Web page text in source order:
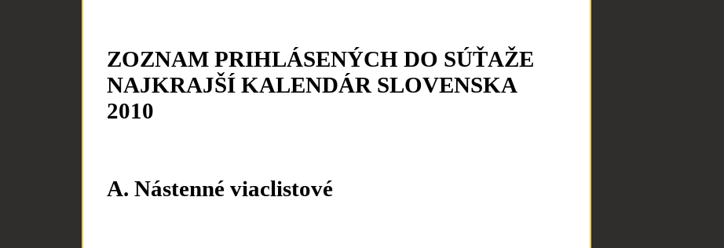
ZOZNAM PRIHLÁSENÝCH DO SÚŤAŽE
NAJKRAJŠÍ KALENDÁR SLOVENSKA
2010
A. Nástenné viaclistové